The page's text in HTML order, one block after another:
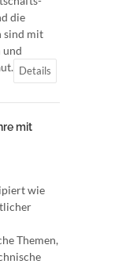
die
sind mit
und
Details
mit
wie
Themen,